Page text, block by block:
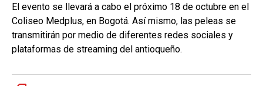
El evento se llevará a cabo el próximo 18 de octubre en el
Coliseo Medplus, en Bogotá. Así mismo, las peleas se
transmitirán por medio de diferentes redes sociales y
plataformas de streaming del antioqueño.